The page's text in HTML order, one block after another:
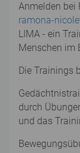
Anmelden bei
ramona-
LIMA - ein
Menschen im
Die Trainings
durch
und das